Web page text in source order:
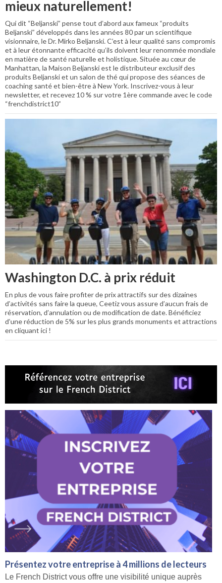
mieux naturellement!
Qui dit “Beljanski” pense tout d’abord aux fameux “produits
Beljanski” développés dans les années 80 par un scientifique
visionnaire, le Dr. Mirko Beljanski. C’est à leur qualité sans compromis
et à leur étonnante efficacité qu’ils doivent leur renommée mondiale
en matière de santé naturelle et holistique. Située au cœur de
Manhattan, la Maison Beljanski est le distributeur exclusif des
produits Beljanski et un salon de thé qui propose des séances de
coaching santé et bien-être à New York. Inscrivez-vous à leur
newsletter, et recevez 10 % sur votre 1ère commande avec le code
“frenchdistrict10”
Washington D.C. à prix réduit
En plus de vous faire profiter de prix attractifs sur des dizaines
d’activités sans faire la queue, Ceetiz vous assure d’aucun frais de
réservation, d’annulation ou de modification de date. Bénéficiez
d’une réduction de 5% sur les plus grands monuments et attractions
en cliquant ici !
Présentez votre entreprise à 4 millions de lecteurs
Le French District vous offre une visibilité unique auprès